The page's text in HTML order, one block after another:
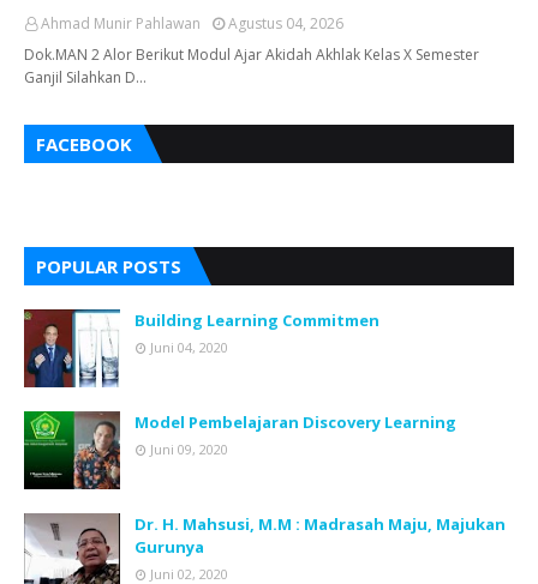
Ahmad Munir Pahlawan
Agustus 04, 2026
Dok.MAN 2 Alor Berikut Modul Ajar Akidah Akhlak Kelas X Semester
Ganjil Silahkan D…
FACEBOOK
POPULAR POSTS
Building Learning Commitmen
Juni 04, 2020
Model Pembelajaran Discovery Learning
Juni 09, 2020
Dr. H. Mahsusi, M.M : Madrasah Maju, Majukan
Gurunya
Juni 02, 2020